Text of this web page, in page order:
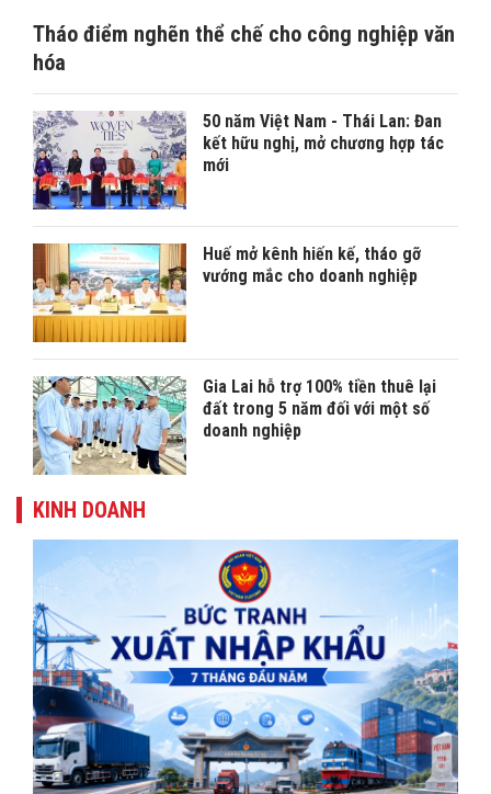
Tháo điểm nghẽn thể chế cho công nghiệp văn
hóa
50 năm Việt Nam - Thái Lan: Đan
kết hữu nghị, mở chương hợp tác
mới
Huế mở kênh hiến kế, tháo gỡ
vướng mắc cho doanh nghiệp
Gia Lai hỗ trợ 100% tiền thuê lại
đất trong 5 năm đối với một số
doanh nghiệp
KINH DOANH